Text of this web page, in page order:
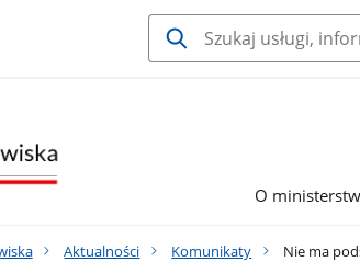
O
Aktualności Komunikaty Nie ma